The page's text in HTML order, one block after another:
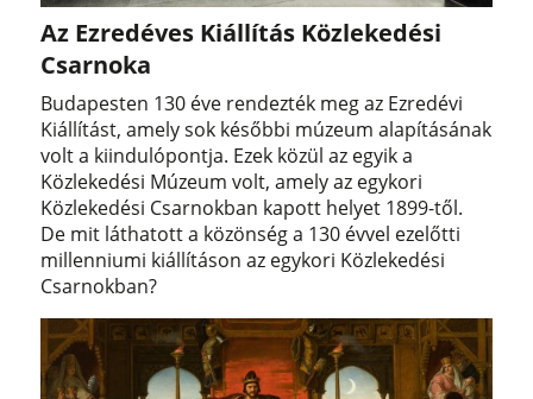
Az Ezredéves Kiállítás Közlekedési
Csarnoka
Budapesten 130 éve rendezték meg az Ezredévi
Kiállítást, amely sok későbbi múzeum alapításának
volt a kiindulópontja. Ezek közül az egyik a
Közlekedési Múzeum volt, amely az egykori
Közlekedési Csarnokban kapott helyet 1899-től.
De mit láthatott a közönség a 130 évvel ezelőtti
millenniumi kiállításon az egykori Közlekedési
Csarnokban?